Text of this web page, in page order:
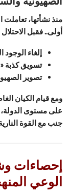
منذ نشأتها،
أولى.. فقبل
إلغاء الوجود
تسويق كذبة
تصوير
ومع قيام الكيان
على مستوى
جنب مع القوة
إحصاءات
الوعي